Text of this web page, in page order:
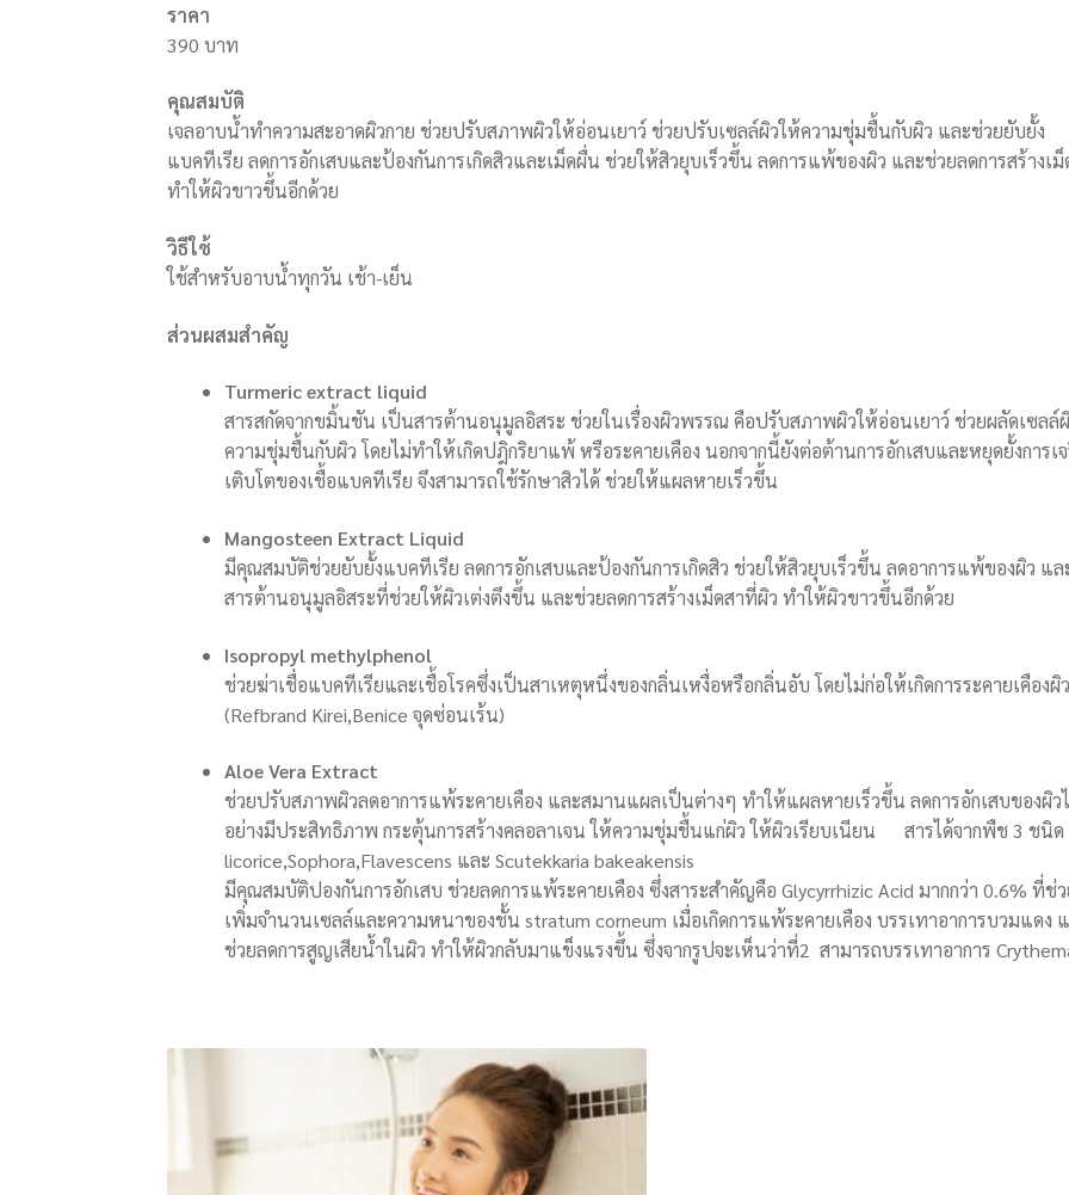
ราคา
390 บาท
คุณสมบัติ
เจลอาบน้ำทำความสะอาดผิวกาย ช่วยปรับสภาพผิวให้อ่อนเยาว์ ช่วยปรับเซลล์ผิวให้ความชุ่มชื้นกับผิว และช่วยยับยั้ง
แบคทีเรีย ลดการอักเสบและป้องกันการเกิดสิวและเม็ดผื่น ช่วยให้สิวยุบเร็วขึ้น ลดการแพ้ของผิว และช่วยลดการสร้างเม็
ทำให้ผิวขาวขึ้นอีกด้วย
วิธีใช้
ใช้สำหรับอาบน้ำทุกวัน เช้า-เย็น
ส่วนผสมสำคัญ
Turmeric extract liquid
สารสกัดจากขมิ้นชัน เป็นสารต้านอนุมูลอิสระ ช่วยในเรื่องผิวพรรณ คือปรับสภาพผิวให้อ่อนเยาว์ ช่วยผลัดเซลล์
ความชุ่มชื้นกับผิว โดยไม่ทำให้เกิดปฎิกริยาแพ้ หรือระคายเคือง นอกจากนี้ยังต่อต้านการอักเสบและหยุดยั้งการเ
เติบโตของเชื้อแบคทีเรีย จึงสามารถใช้รักษาสิวได้ ช่วยให้แผลหายเร็วขึ้น
Mangosteen Extract Liquid
มีคุณสมบัติช่วยยับยั้งแบคทีเรีย ลดการอักเสบและป้องกันการเกิดสิว ช่วยให้สิวยุบเร็วขึ้น ลดอาการแพ้ของผิว แล
สารต้านอนุมูลอิสระที่ช่วยให้ผิวเต่งตึงขึ้น และช่วยลดการสร้างเม็ดสาที่ผิว ทำให้ผิวขาวขึ้นอีกด้วย
Isopropyl methylphenol
ช่วยฆ่าเชื่อแบคทีเรียและเชื้อโรคซึ่งเป็นสาเหตุหนึ่งของกลิ่นเหงื่อหรือกลิ่นอับ โดยไม่ก่อให้เกิดการระคายเคืองผิว
(Refbrand Kirei,Benice จุดซ่อนเร้น)
Aloe Vera Extract
ช่วยปรับสภาพผิวลดอาการแพ้ระคายเคือง และสมานแผลเป็นต่างๆ ทำให้แผลหายเร็วขึ้น ลดการอักเสบของผิว
อย่างมีประสิทธิภาพ กระตุ้นการสร้างคลอลาเจน ให้ความชุ่มชื้นแก่ผิว ให้ผิวเรียบเนียน สารได้จากพืช 3 ชนิด
licorice,Sophora,Flavescens และ Scutekkaria bakeakensis
มีคุณสมบัติปองกันการอักเสบ ช่วยลดการแพ้ระคายเคือง ซึ่งสาระสำคัญคือ Glycyrrhizic Acid มากกว่า 0.6% ที่ช่
เพิ่มจำนวนเซลล์และความหนาของชั้น stratum corneum เมื่อเกิดการแพ้ระคายเคือง บรรเทาอาการบวมแดง
ช่วยลดการสูญเสียน้ำในผิว ทำให้ผิวกลับมาแข็งแรงขึ้น ซึ่งจากรูปจะเห็นว่าที่2 สามารถบรรเทาอาการ